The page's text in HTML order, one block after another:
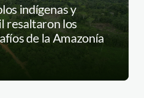
indígenas y
resaltaron los
de la Amazonía